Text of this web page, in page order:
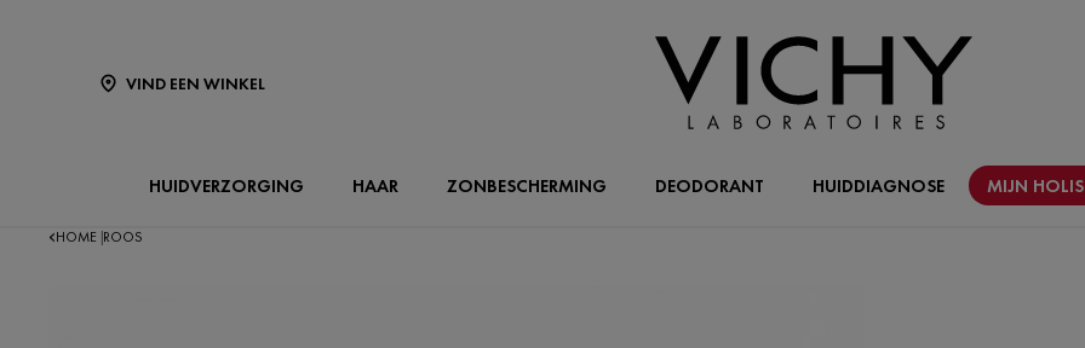
VIND EEN WINKEL
HUIDVERZORGING HAAR ZONBESCHERMING DEODORANT HUIDDIAGNOSE MIJN
HOME ROOS